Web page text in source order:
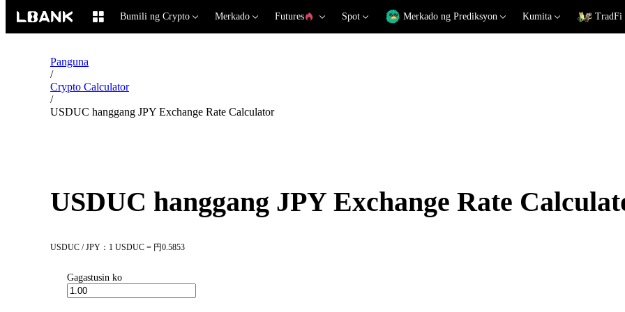
Bumili ng Crypto Merkado Futures Spot Merkado ng Prediksyon Kumita TradFi
Panguna
/
Crypto Calculator
/
USDUC hanggang JPY Exchange Rate Calculator
USDUC hanggang JPY Exchange Rate
USDUC / JPY：1 USDUC = 円0.5853
Gagastusin ko